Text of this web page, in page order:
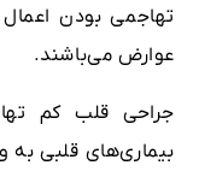
تهاجمی بودن
عوارض می‌باشند.
جراحی قلب کم
بیماری‌های قلبی به